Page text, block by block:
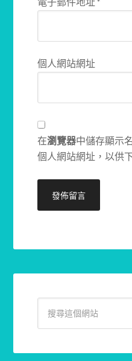
個人網站網址
在瀏覽器中儲存顯示
個人網站網址，以供